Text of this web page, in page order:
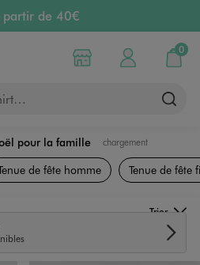
partir de 40€
en magasin
30 jours
Choisir mon magasin
Mon compte
0
Mon
pour la famille chargement
Tenues de fêtes
de fête homme Tenue de fête
Trier